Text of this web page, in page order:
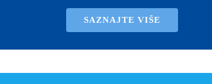
SAZNAJTE VIŠE